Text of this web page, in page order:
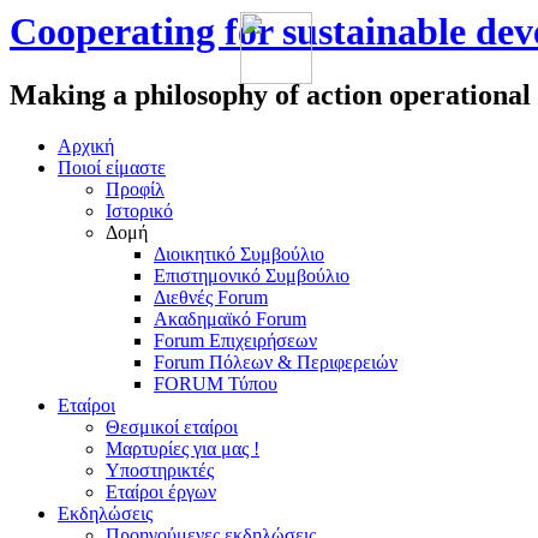
Cooperating for sustainable
Making a philosophy of action operational
Αρχική
Πoιοί είμαστε
Προφίλ
Ιστορικό
Δομή
Διοικητικό Συμβούλιο
Επιστημονικό Συμβούλιο
Διεθνές Forum
Ακαδημαϊκό Forum
Forum Επιχειρήσεων
Forum Πόλεων & Περιφερειών
FORUM Τύπου
Εταίροι
Θεσμικοί εταίροι
Μαρτυρίες για μας !
Υποστηρικτές
Εταίροι έργων
Εκδηλώσεις